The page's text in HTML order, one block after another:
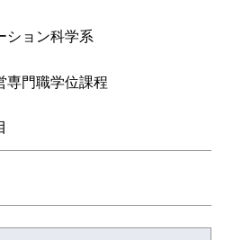
社会・人間科学コース
ション科学系
イノベーション科学コース
人間医療科学技術コース
専門職学位課程
技術経営専門職学位課程
科目